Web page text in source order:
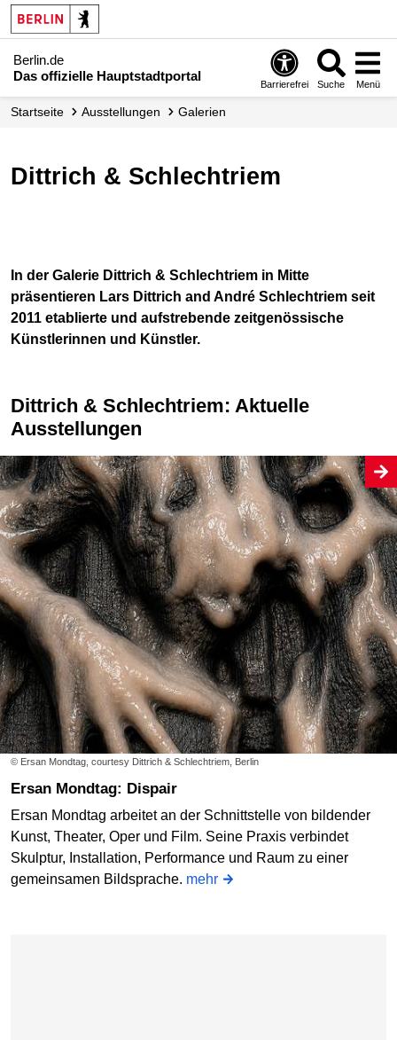
Berlin.de
Das offizielle Hauptstadtportal
Barrierefrei Suche Menü
Startseite Ausstellungen Galerien
Dittrich & Schlechtriem
In der Galerie Dittrich & Schlechtriem in Mitte
präsentieren Lars Dittrich and André Schlechtriem seit
2011 etablierte und aufstrebende zeitgenössische
Künstlerinnen und Künstler.
Dittrich & Schlechtriem: Aktuelle
Ausstellungen
© Ersan Mondtag, courtesy Dittrich & Schlechtriem, Berlin
Ersan Mondtag: Dispair
Ersan Mondtag arbeitet an der Schnittstelle von bildender
Kunst, Theater, Oper und Film. Seine Praxis verbindet
Skulptur, Installation, Performance und Raum zu einer
gemeinsamen Bildsprache. mehr